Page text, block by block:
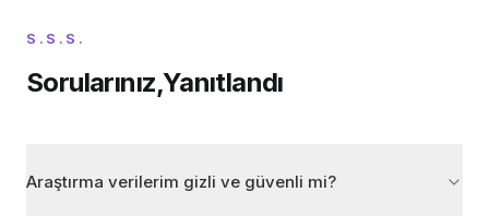
S.S.S.
Sorularınız,Yanıtlandı
Araştırma verilerim gizli ve güvenli mi?